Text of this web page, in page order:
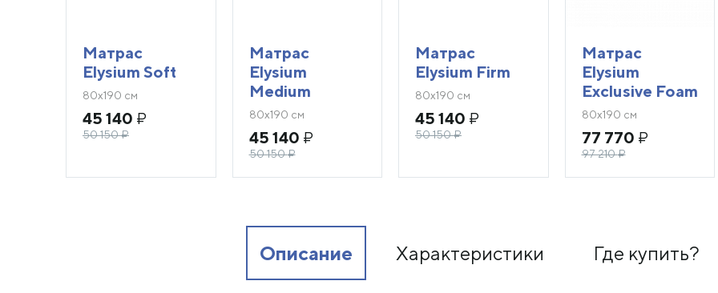
Матрас
Elysium Soft
80х190 см
45 140 ₽
50 150₽
Матрас
Elysium
Medium
80х190 см
45 140 ₽
50 150₽
Матрас
Elysium Firm
80х190 см
45 140 ₽
50 150₽
Матрас
Elysium
Exclusive Foam
80х190 см
77 770 ₽
97 210₽
Описание Характеристики Где купить?